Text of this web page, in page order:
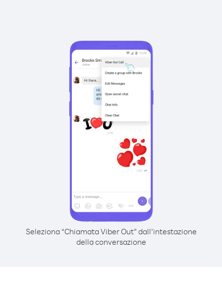
Seleziona “Chiamata Viber Out” dall’intestazione
della conversazione